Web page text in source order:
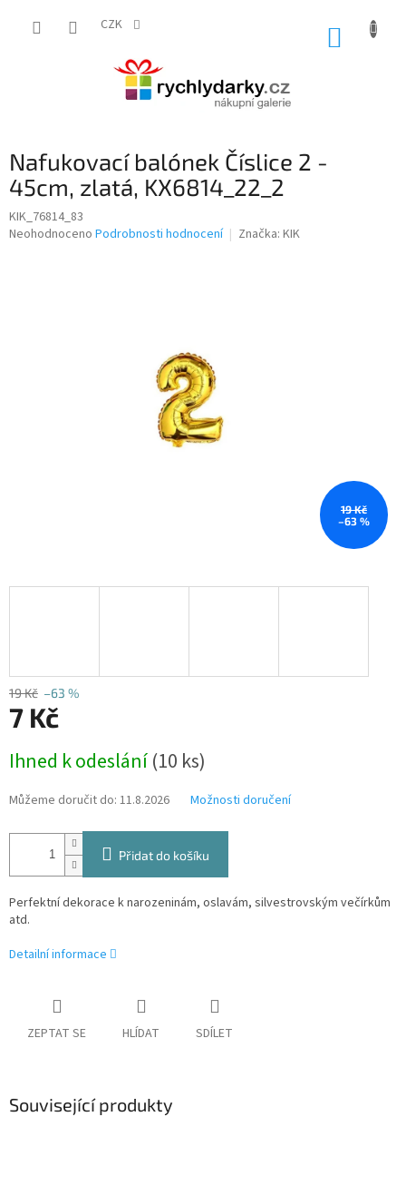
CZK
Nafukovací balónek Číslice 2 -
45cm, zlatá, KX6814_22_2
KIK_76814_83
Průměrné
Neohodnoceno Podrobnosti hodnocení Značka: KIK
19 Kč
–63 %
19 Kč –63 %
7 Kč
cena:
Ihned k odeslání(10 ks)
Můžeme doručit do: 11.8.2026 Možnosti doručení
Přidat do košíku
Perfektní dekorace k narozeninám, oslavám, silvestrovským večírkům
atd.
Detailní informace
ZEPTAT SE HLÍDAT SDÍLET
Související produkty